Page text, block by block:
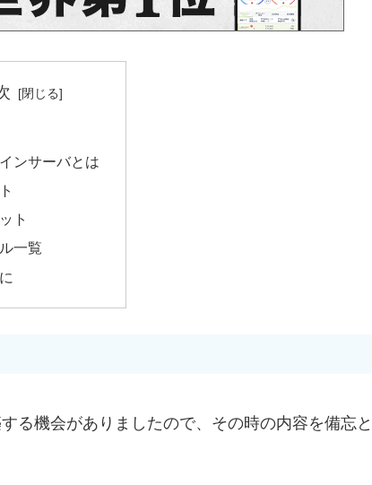
ンサーバとは
ト
一覧
る機会がありましたので、その時の内容を備忘と